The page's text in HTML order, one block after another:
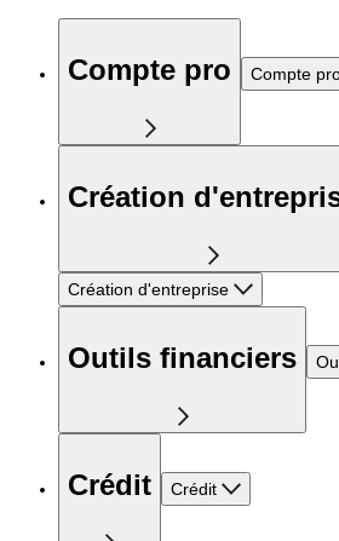
Compte pro Compte
Création
Création d'entreprise
Outils financiers
Crédit Crédit